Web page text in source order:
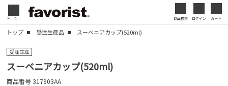
メニュー 商品検索 ログイン カート
トップ 受注生産品 スーベニアカップ(520ml)
受注生産
スーベニアカップ(520ml)
商品番号317903AA
会社名・ロゴ・メッセージなどを印刷して、オリジ
ナルデザインのノベルティを制作できます。展示会
閉じる